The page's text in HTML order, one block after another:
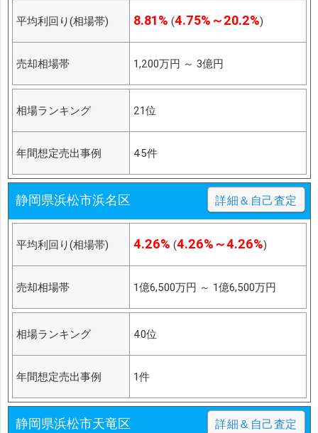
平均利回り(相場帯) 8.81% (4.75%～20.2%)
売却相場帯 1,200万円 ～ 3億円
相場ランキング 21位
年間想定売出事例 45件
静岡県浜松市浜名区 詳細＆自己査定
平均利回り(相場帯) 4.26% (4.26%～4.26%)
売却相場帯 1億6,500万円 ～ 1億6,500万円
相場ランキング 40位
年間想定売出事例 1件
静岡県浜松市天竜区 詳細＆自己査定